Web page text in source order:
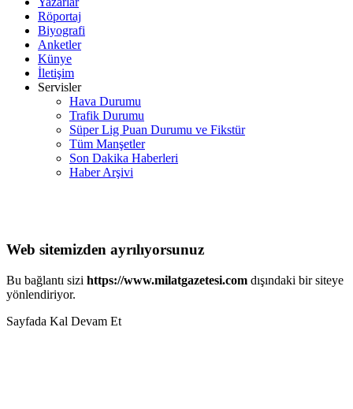
Röportaj
Biyografi
Anketler
Künye
İletişim
Servisler
Hava Durumu
Trafik Durumu
Süper Lig Puan Durumu ve Fikstür
Tüm Manşetler
Son Dakika Haberleri
Haber Arşivi
Web sitemizden ayrılıyorsunuz
Bu bağlantı sizi https://www.milatgazetesi.com dışındaki bir siteye
yönlendiriyor.
Sayfada Kal Devam Et